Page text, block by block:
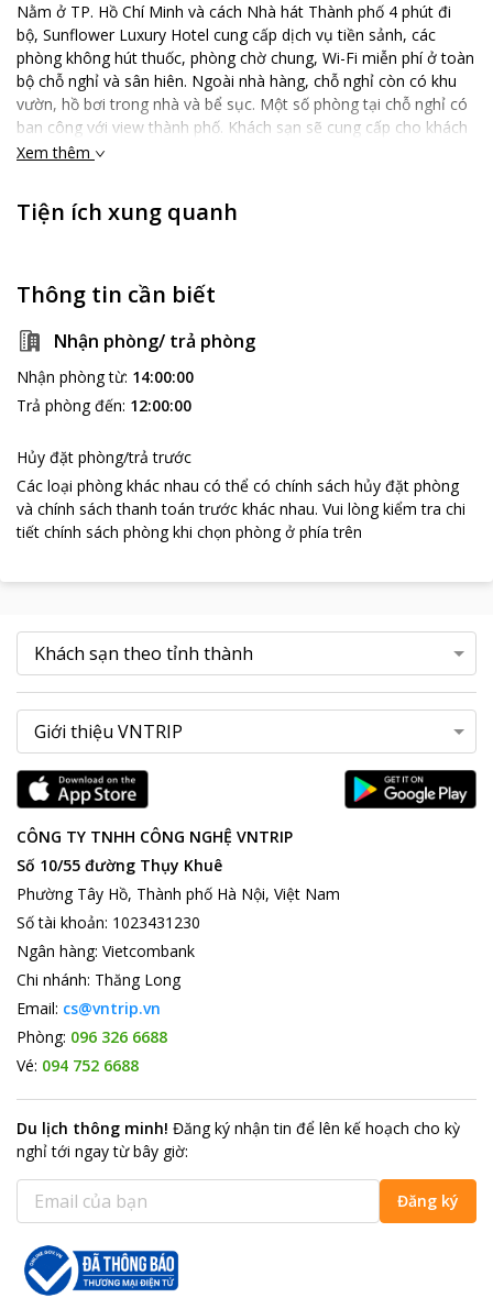
Nằm ở TP. Hồ Chí Minh và cách Nhà hát Thành phố 4 phút đi
bộ, Sunflower Luxury Hotel cung cấp dịch vụ tiền sảnh, các
phòng không hút thuốc, phòng chờ chung, Wi-Fi miễn phí ở toàn
bộ chỗ nghỉ và sân hiên. Ngoài nhà hàng, chỗ nghỉ còn có khu
vườn, hồ bơi trong nhà và bể sục. Một số phòng tại chỗ nghỉ có
ban công với view thành phố. Khách sạn sẽ cung cấp cho khách
các phòng được trang bị điều hòa có bàn làm việc, ấm đun
phòng đều có ga trải giường và khăn tắm. Chỗ nghỉ có phục vụ
tiếng Tây Ban Nha, tiếng Pháp và tiếng Việt, ngoài ra khách có
thể yêu cầu đề xuất về khu vực xung quanh khi có nhu cầu. Các
điểm tham quan nổi tiếng gần chỗ nghỉ bao gồm Ủy ban nhân
dân Thành phố Hồ Chí Minh, Trung tâm Thương mại Vincom
Center A và Bưu điện Trung tâm. Sân bay gần nhất là Sân bay
Quốc tế Tân Sơn Nhất, cách Sunflower Luxury Hotel 6 km, đồng
phí.
Xem thêm
Tiện ích xung quanh
Thông tin cần biết
Nhận phòng/ trả phòng
Nhận phòng từ: 14:00:00
Trả phòng đến: 12:00:00
Hủy đặt phòng/trả trước
Các loại phòng khác nhau có thể có chính sách hủy đặt phòng
và chính sách thanh toán trước khác nhau. Vui lòng kiểm tra chi
tiết chính sách phòng khi chọn phòng ở phía trên
CÔNG TY TNHH CÔNG NGHỆ VNTRIP
Số 10/55 đường Thụy Khuê
Phường Tây Hồ, Thành phố Hà Nội, Việt Nam
Số tài khoản: 1023431230
Ngân hàng: Vietcombank
Chi nhánh: Thăng Long
Email: cs@vntrip.vn
Phòng: 096 326 6688
Vé: 094 752 6688
Du lịch thông minh! Đăng ký nhận tin để lên kế hoạch cho kỳ
nghỉ tới ngay từ bây giờ:
Đăng ký